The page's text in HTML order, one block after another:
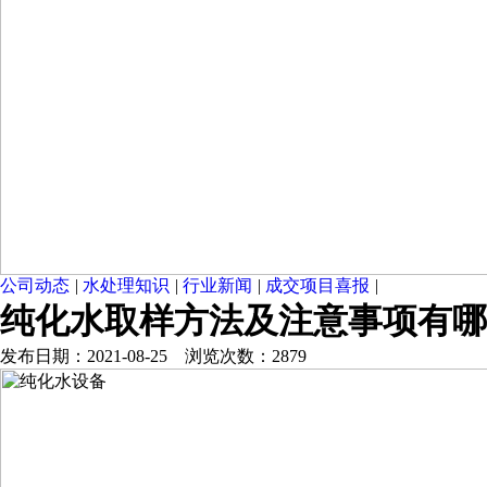
公司动态 | 水处理知识 | 行业新闻 | 成交项目喜报 |
纯化水取样方法及注意事项有
发布日期：2021-08-25 浏览次数：2879